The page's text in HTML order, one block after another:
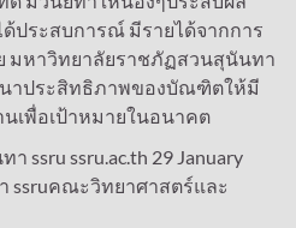
ด้ประสบการณ์ มีรายได้จากการ
มหาวิทยาลัยราชภัฏสวนสุนันทา
าประสิทธิภาพของบัณฑิตให้มี
เพื่อเป้าหมายในอนาคต
ssru ssru.ac.th 29 January
ssruคณะวิทยาศาสตร์และ